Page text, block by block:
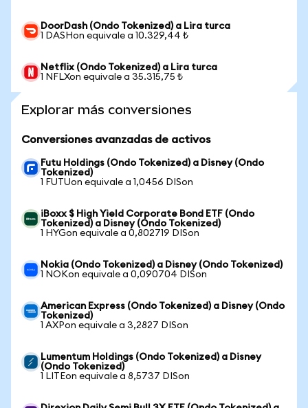
DoorDash (Ondo Tokenized) a Lira turca
1 DASHon equivale a 10.329,44 ₺
Netflix (Ondo Tokenized) a Lira turca
1 NFLXon equivale a 35.315,75 ₺
Explorar más conversiones
Conversiones avanzadas de activos
Futu Holdings (Ondo Tokenized) a Disney (Ondo
Tokenized)
1 FUTUon equivale a 1,0456 DISon
iBoxx $ High Yield Corporate Bond ETF (Ondo
Tokenized) a Disney (Ondo Tokenized)
1 HYGon equivale a 0,802719 DISon
Nokia (Ondo Tokenized) a Disney (Ondo Tokenized)
1 NOKon equivale a 0,090704 DISon
American Express (Ondo Tokenized) a Disney (Ondo
Tokenized)
1 AXPon equivale a 3,2827 DISon
Lumentum Holdings (Ondo Tokenized) a Disney
(Ondo Tokenized)
1 LITEon equivale a 8,5737 DISon